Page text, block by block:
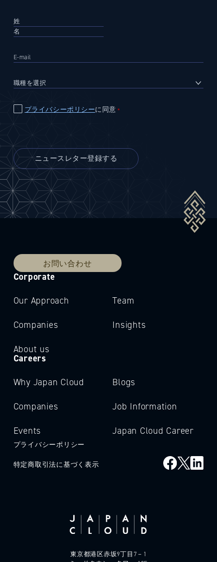
プライバシーポリシーに同意 ＊
お問い合わせ
Corporate
Our Approach
Companies
About us
Team
Insights
Careers
Why Japan Cloud
Companies
Events
Blogs
Job Information
Japan Cloud Career
プライバシーポリシー
特定商取引法に基づく表示
東京都港区赤坂9丁目7－1